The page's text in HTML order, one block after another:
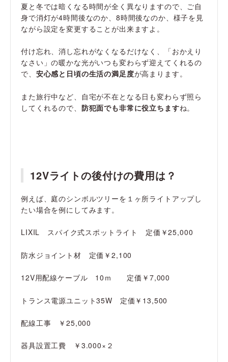
夏と冬では暗くなる時間が全く異なりますので、ご自
身で消灯が4時間後なのか、8時間後なのか、様子を見
ながら設定を変更することが出来ますよ。
付け忘れ、消し忘れがなくなるだけなく、「おかえり
なさい」の暖かな光がいつも変わらず迎えてくれるの
で、 安心感と日頃の生活の満足度が高まります。
また旅行中など、自宅が不在となる日も変わらず照ら
してくれるので、 防犯面でも非常に役立ちますね。
12Vライトの後付けの費用は？
例えば、庭のシンボルツリーを１ヶ所ライトアップし
たい場合を例にしてみます。
LIXIL スパイク式スポットライト 定価￥25,000
防水ジョイント材 定価￥2,100
12V用配線ケーブル 10ｍ 定価￥7,000
トランス電源ユニット35W 定価￥13,500
配線工事 ￥25,000
器具設置工費 ￥3.000×２